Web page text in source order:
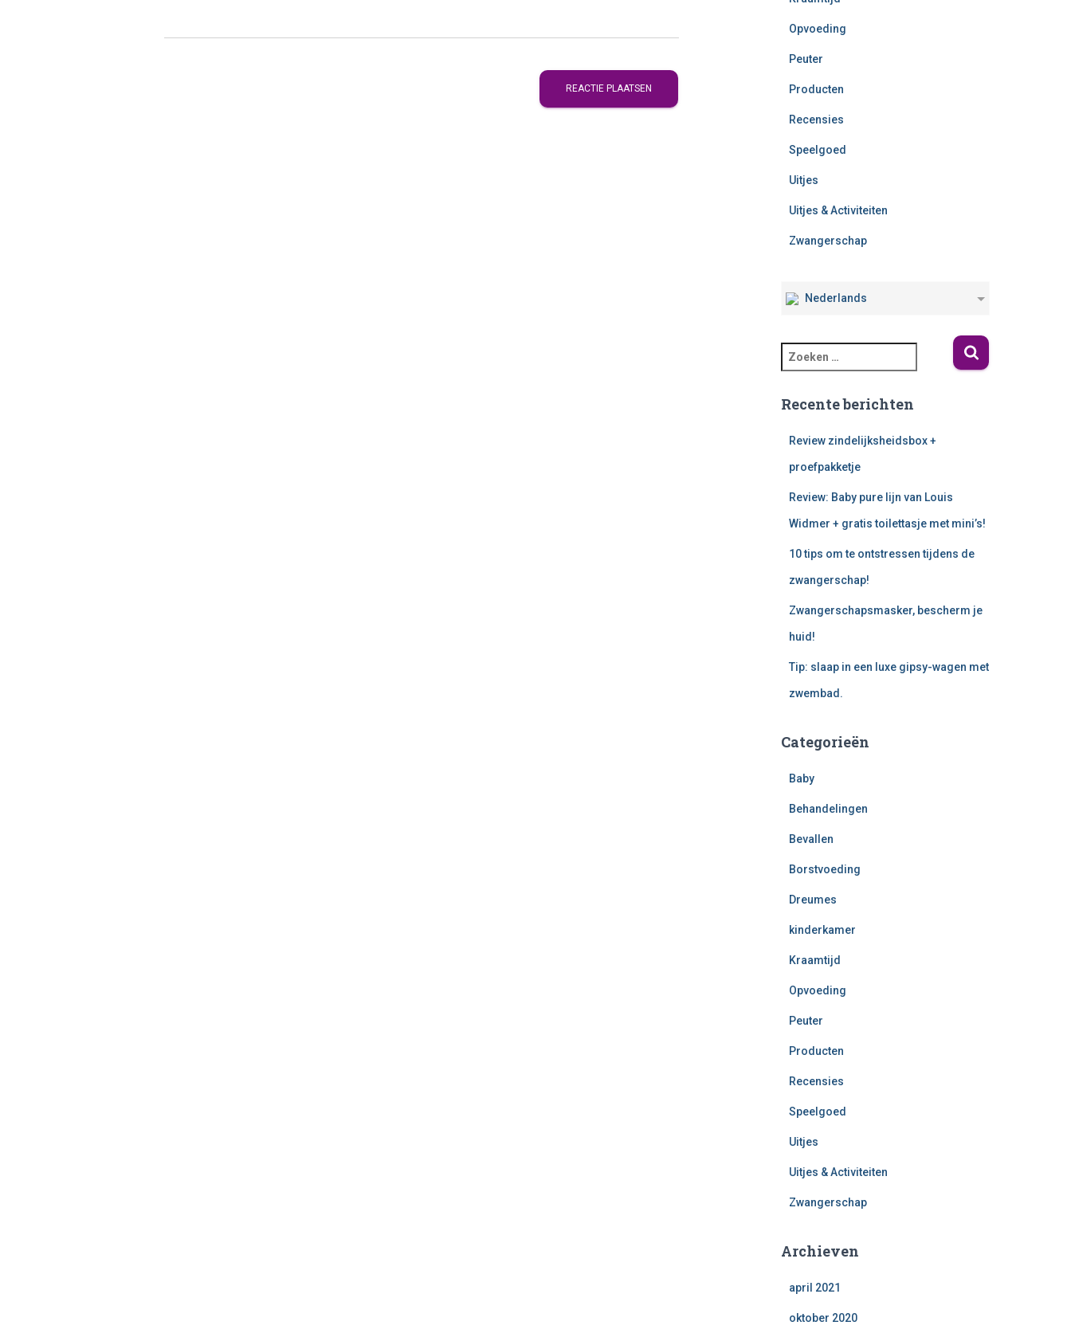
Opvoeding
Peuter
Producten
Recensies
Speelgoed
Uitjes
Uitjes & Activiteiten
Zwangerschap
Nederlands
Recente berichten
Review zindelijksheidsbox +
proefpakketje
Review: Baby pure lijn van Louis
Widmer + gratis toilettasje met mini’s!
10 tips om te ontstressen tijdens de
zwangerschap!
Zwangerschapsmasker, bescherm je
huid!
Tip: slaap in een luxe gipsy-wagen met
zwembad.
Categorieën
Baby
Behandelingen
Bevallen
Borstvoeding
Dreumes
kinderkamer
Kraamtijd
Opvoeding
Peuter
Producten
Recensies
Speelgoed
Uitjes
Uitjes & Activiteiten
Zwangerschap
Archieven
april 2021
oktober 2020